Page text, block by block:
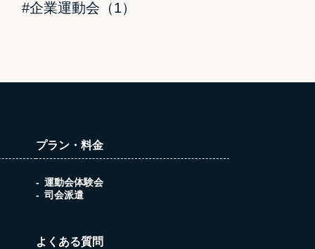
#企業運動会（1）
プラン・料金
運動会体験会
司会派遣
よくある質問